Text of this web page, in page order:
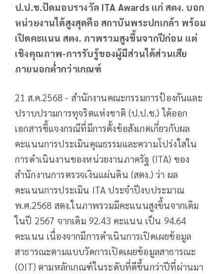
ป.ป.ช.ปัดมอบรางวัล ITA Awards แก่ สตง. บอก
หน่วยงานได้สูงสุดคือ สถาบันพระปกเกล้า พร้อม
เปิดคะแนน สตง. ภาพรวมสูงขึ้นจากปีก่อน แต่
เชิงคุณภาพ-การรับรู้ของผู้มีส่วนได้ส่วนเสีย
ภายนอกต่ำกว่าเกณฑ์
21 ส.ค.2568 - สำนักงานคณะกรรมการป้องกันและ
ปราบปรามการทุจริตแห่งชาติ (ป.ป.ช.) ได้ออก
เอกสารชี้แจงกรณีที่มีการตั้งข้อสังเกตเกี่ยวกับผล
คะแนนการประเมินคุณธรรมและความโปร่งใสใน
การดำเนินงานของหน่วยงานภาครัฐ (ITA) ของ
สำนักงานการตรวจเงินแผ่นดิน (สตง.) ว่า ผล
คะแนนการประเมิน ITA ประจำปีงบประมาณ
พ.ศ.2568 สตง.ในภาพรวมมีคะแนนสูงขึ้นจากเดิม
ในปี 2567 จากเดิม 92.43 คะแนน เป็น 94.64
คะแนน เนื่องจากมีการดำเนินการเปิดเผยข้อมูล
สาธารณะตามแบบวัดการเปิดเผยข้อมูลสาธารณะ
(OIT) ตามหลักเกณฑ์ในระดับที่ดีขึ้นกว่าปีที่ผ่านมา